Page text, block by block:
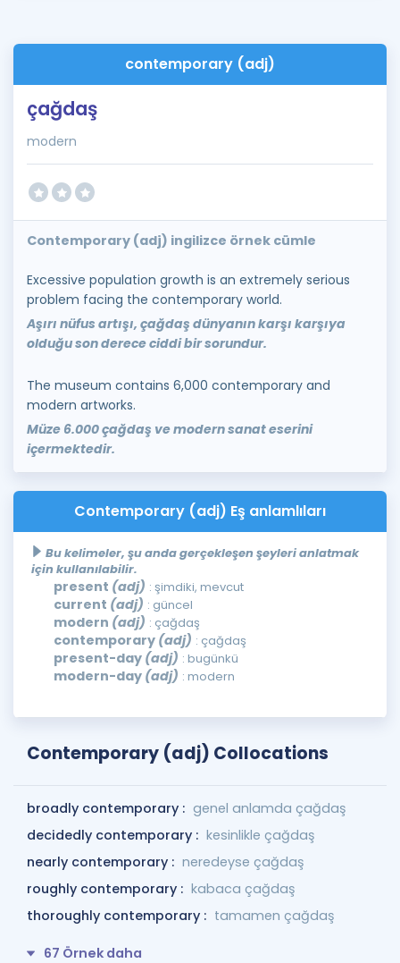
contemporary (adj)
çağdaş
modern
Contemporary (adj) ingilizce örnek cümle
Excessive population growth is an extremely serious
problem facing the contemporary world.
Aşırı nüfus artışı, çağdaş dünyanın karşı karşıya
olduğu son derece ciddi bir sorundur.
The museum contains 6,000 contemporary and
modern artworks.
Müze 6.000 çağdaş ve modern sanat eserini
içermektedir.
Contemporary (adj) Eş anlamlıları
Bu kelimeler, şu anda gerçekleşen şeyleri anlatmak
için kullanılabilir.
present (adj) : şimdiki, mevcut
current (adj) : güncel
modern (adj) : çağdaş
contemporary (adj) : çağdaş
present-day (adj) : bugünkü
modern-day (adj) : modern
Contemporary (adj) Collocations
broadly contemporary : genel anlamda çağdaş
decidedly contemporary : kesinlikle çağdaş
nearly contemporary : neredeyse çağdaş
roughly contemporary : kabaca çağdaş
thoroughly contemporary : tamamen çağdaş
67 Örnek daha